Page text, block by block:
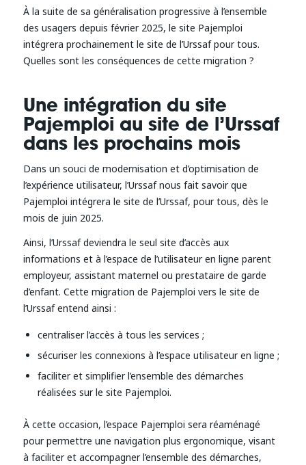
À la suite de sa généralisation progressive à l’ensemble
des usagers depuis février 2025, le site Pajemploi
intégrera prochainement le site de l’Urssaf pour tous.
Quelles sont les conséquences de cette migration ?
Une intégration du site
Pajemploi au site de l’Urssaf
dans les prochains mois
Dans un souci de modernisation et d’optimisation de
l’expérience utilisateur, l’Urssaf nous fait savoir que
Pajemploi intégrera le site de l’Urssaf, pour tous, dès le
mois de juin 2025.
Ainsi, l’Urssaf deviendra le seul site d’accès aux
informations et à l’espace de l’utilisateur en ligne parent
employeur, assistant maternel ou prestataire de garde
d’enfant. Cette migration de Pajemploi vers le site de
l’Urssaf entend ainsi :
centraliser l’accès à tous les services ;
sécuriser les connexions à l’espace utilisateur en ligne ;
faciliter et simplifier l’ensemble des démarches
réalisées sur le site Pajemploi.
À cette occasion, l’espace Pajemploi sera réaménagé
pour permettre une navigation plus ergonomique, visant
à faciliter et accompagner l’ensemble des démarches,